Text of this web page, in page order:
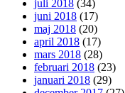
juli 2018 (34)
juni 2018 (17)
maj 2018 (20)
april 2018 (17)
mars 2018 (28)
februari 2018 (23)
januari 2018 (29)